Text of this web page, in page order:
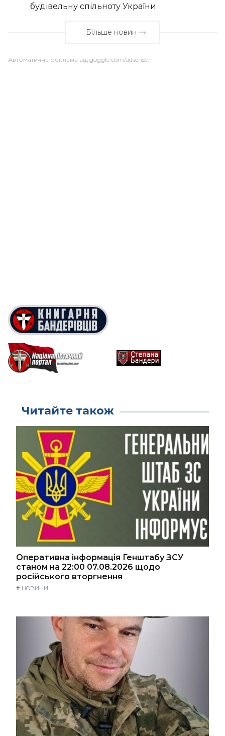
будівельну спільноту України
Більше новин
Автоматична реклама від goggle.com/adsense:
Читайте також
Оперативна інформація Генштабу ЗСУ
станом на 22:00 07.08.2026 щодо
російського вторгнення
# НОВИНИ